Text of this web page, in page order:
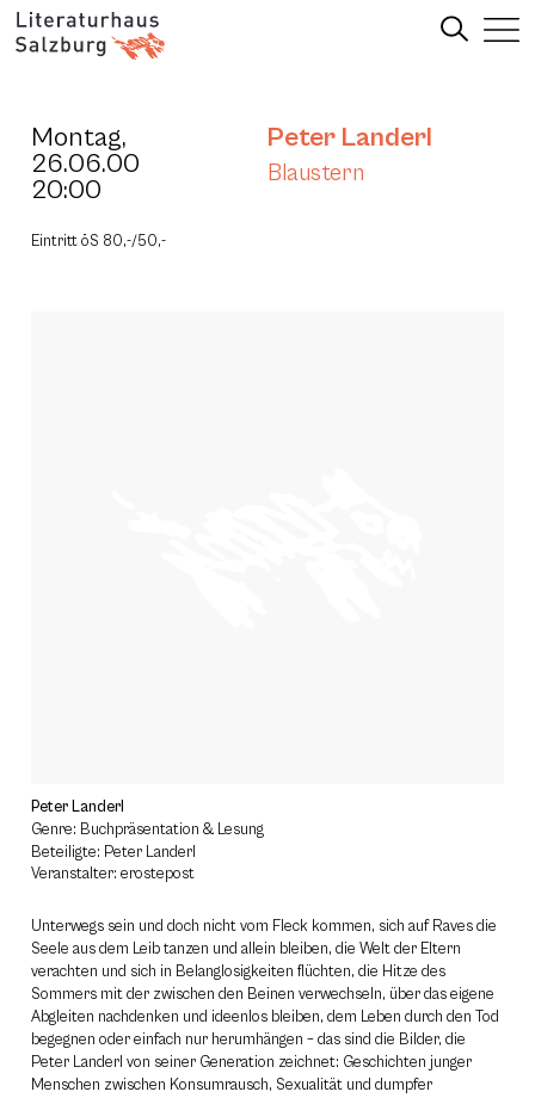
Montag,
26.06.00
20:00
Peter Landerl
Blaustern
Eintritt öS 80,-/50,-
Peter Landerl
Genre: Buchpräsentation & Lesung
Beteiligte: Peter Landerl
Veranstalter: erostepost
Unterwegs sein und doch nicht vom Fleck kommen, sich auf Raves die
Seele aus dem Leib tanzen und allein bleiben, die Welt der Eltern
verachten und sich in Belanglosigkeiten flüchten, die Hitze des
Sommers mit der zwischen den Beinen verwechseln, über das eigene
Abgleiten nachdenken und ideenlos bleiben, dem Leben durch den Tod
begegnen oder einfach nur herumhängen – das sind die Bilder, die
Peter Landerl von seiner Generation zeichnet: Geschichten junger
Menschen zwischen Konsumrausch, Sexualität und dumpfer